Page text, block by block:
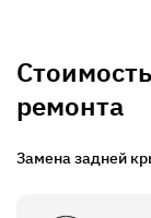
ремонта
Замена задней